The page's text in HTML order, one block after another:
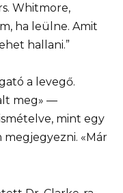
Whitmore,
ha leülne. Amit
hallani.”
a levegő.
meg» —
mint egy
«Már